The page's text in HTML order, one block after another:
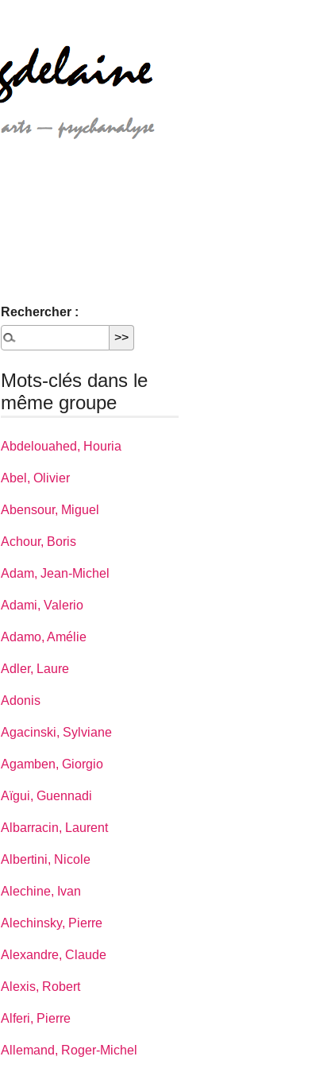
Rechercher :
Mots-clés dans le
même groupe
Abdelouahed, Houria
Abel, Olivier
Abensour, Miguel
Achour, Boris
Adam, Jean-Michel
Adami, Valerio
Adamo, Amélie
Adler, Laure
Adonis
Agacinski, Sylviane
Agamben, Giorgio
Aïgui, Guennadi
Albarracin, Laurent
Albertini, Nicole
Alechine, Ivan
Alechinsky, Pierre
Alexandre, Claude
Alexis, Robert
Alferi, Pierre
Allemand, Roger-Michel